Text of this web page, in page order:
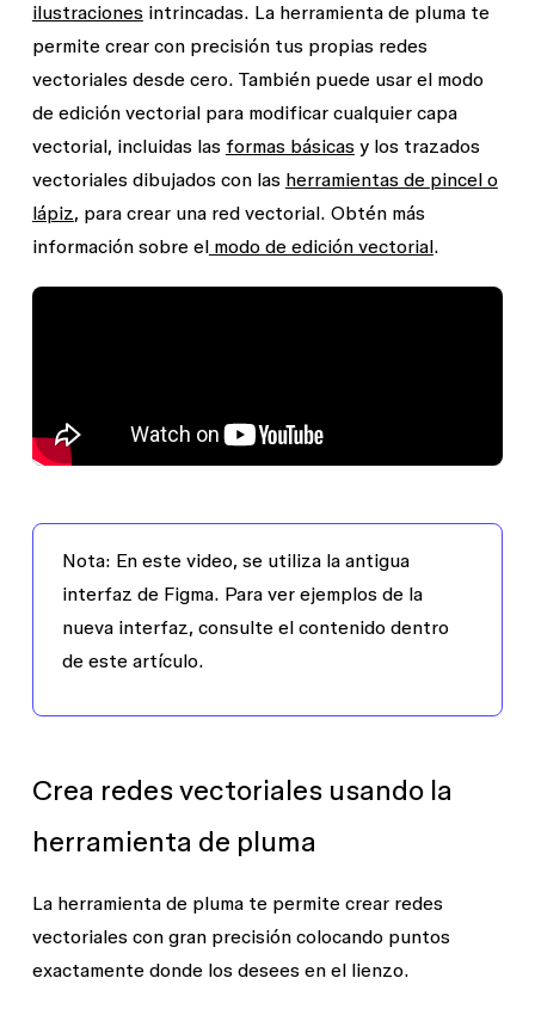
ilustracionesintrincadas. La herramienta de pluma te
permite crear con precisión tus propias redes
vectoriales desde cero. También puede usar el modo
de edición vectorial para modificar cualquier capa
vectorial, incluidas las formas básicasy los trazados
vectoriales dibujados con las herramientas de pincel o
lápiz, para crear una red vectorial. Obtén más
información sobre elmodo de edición vectorial.
Nota: En este video, se utiliza la antigua
interfaz de Figma. Para ver ejemplos de la
nueva interfaz, consulte el contenido dentro
de este artículo.
Crea redes vectoriales usando la
herramienta de pluma
La herramienta de pluma te permite crear redes
vectoriales con gran precisión colocando puntos
exactamente donde los desees en el lienzo.